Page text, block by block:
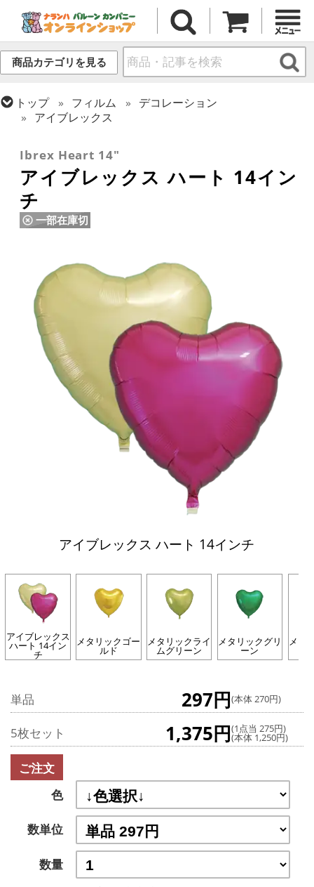
商品カテゴリを見る
トップ フィルム
デコレーション
アイブレックス
無地フィルム(ヘリウム対応)
Ibrex Heart 14"
アイブレックス ハート 14イン
チ
一部在庫切
アイブレックス ハート 14インチ
アイブレックス
ハート 14イン
チ
メタリックゴー
ルド
メタリックライ
ムグリーン
メタリックグリ
ーン
メタ
単品 297円(本体 270円)
5枚セット 1,375円(1点当 275円)
(本体 1,250円)
ご注文
色
数単位
数量